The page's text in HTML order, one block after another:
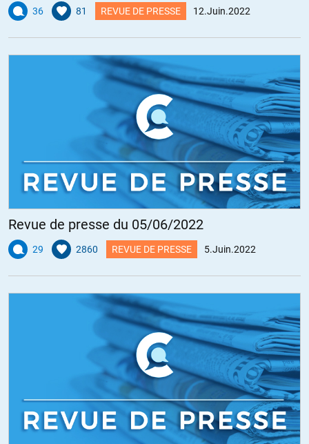
36 81 REVUE DE PRESSE 12.Juin.2022
Revue de presse du 05/06/2022
29 2860 REVUE DE PRESSE 5.Juin.2022